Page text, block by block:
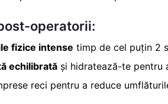
operatorii:
fizice intense timp de cel puțin 2
echilibrată și hidratează-te pentru
reci pentru a reduce